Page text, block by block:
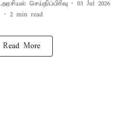
அரசியல் செய்திப்பிரிவு
03 Jul 2026
2 min read
Read More